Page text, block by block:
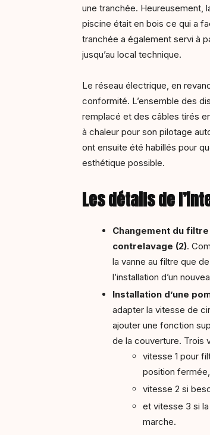
une tranchée. Heureusement,
piscine était en bois ce qui a
tranchée a également servi à
jusqu’au local technique.
Le réseau électrique, en
conformité. L’ensemble des
remplacé et des câbles tirés
à chaleur pour son pilotage
ont ensuite été habillés pour
esthétique possible.
Les détails de
Changement du
contrelavage (2).
la vanne au filtre que
l’installation d’un
Installation d’une
adapter la vitesse de
ajouter une fonction
de la couverture. Trois
vitesse 1 pour
position fermée,
vitesse 2 si
et vitesse 3 si
marche.